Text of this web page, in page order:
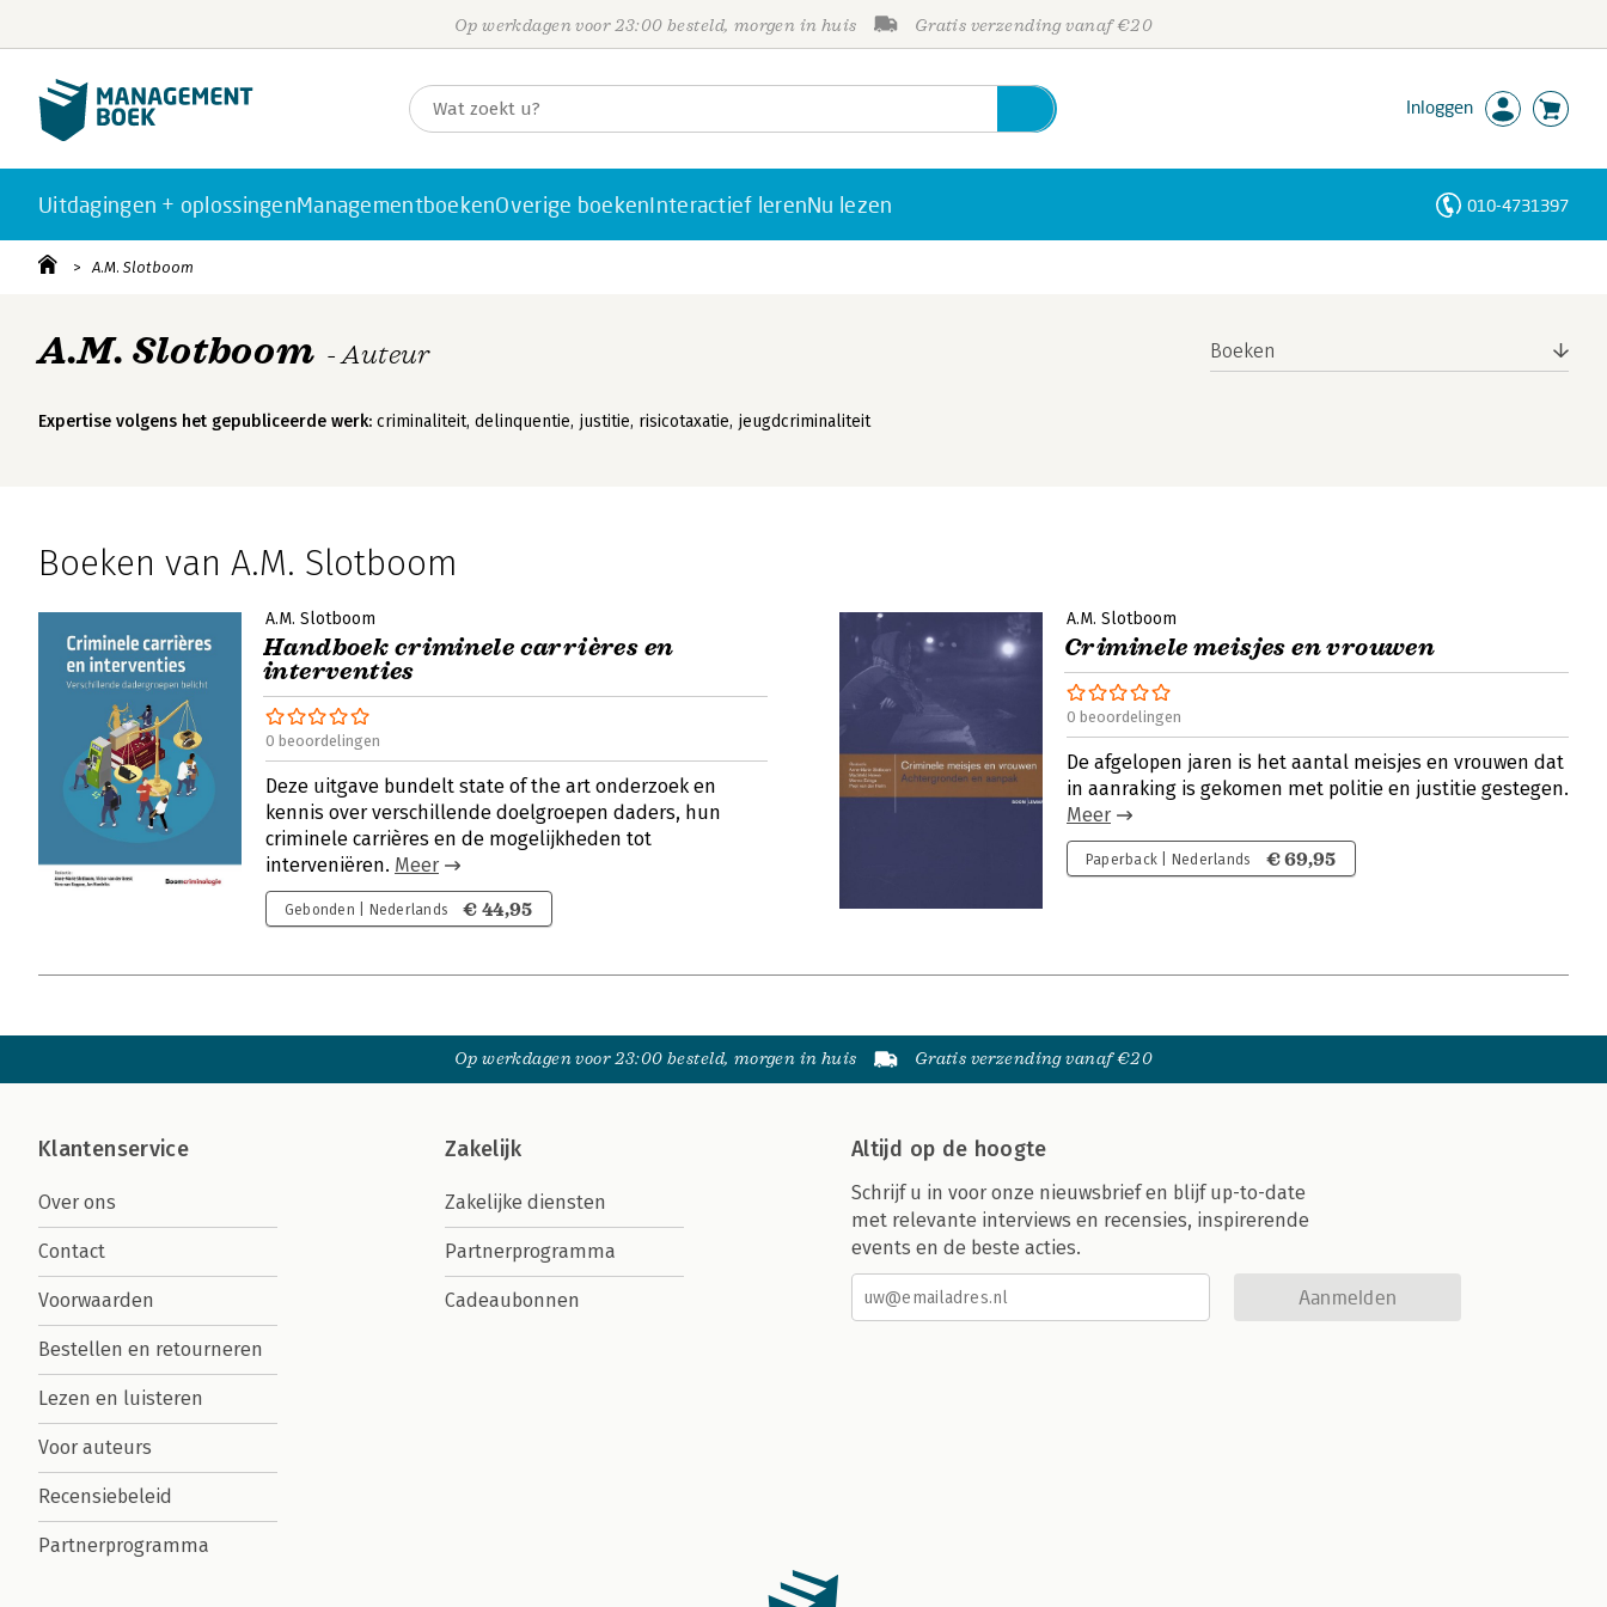
Op werkdagen voor 23:00 besteld, morgen in huis Gratis verzending vanaf €20
Inloggen
Uitdagingen + oplossingenManagementboekenOverige boekenInteractief lerenNu lezen 010-4731397
A.M. Slotboom
A.M. Slotboom - Auteur
Expertise volgens het gepubliceerde werk: criminaliteit, delinquentie, justitie, risicotaxatie, jeugdcriminaliteit
Boeken
Boeken van A.M. Slotboom
A.M. Slotboom
Handboek criminele carrières en
interventies
0 beoordelingen
Deze uitgave bundelt state of the art onderzoek en
kennis over verschillende doelgroepen daders, hun
criminele carrières en de mogelijkheden tot
interveniëren. Meer
Gebonden | Nederlands € 44,95
A.M. Slotboom
Criminele meisjes en vrouwen
0 beoordelingen
De afgelopen jaren is het aantal meisjes en vrouwen dat
in aanraking is gekomen met politie en justitie gestegen.
Meer
Paperback | Nederlands € 69,95
Op werkdagen voor 23:00 besteld, morgen in huis Gratis verzending vanaf €20
Klantenservice
Over ons
Contact
Voorwaarden
Bestellen en retourneren
Lezen en luisteren
Voor auteurs
Recensiebeleid
Partnerprogramma
Zakelijk
Zakelijke diensten
Partnerprogramma
Cadeaubonnen
Altijd op de hoogte
Schrijf u in voor onze nieuwsbrief en blijf up-to-date
met relevante interviews en recensies, inspirerende
events en de beste acties.
Aanmelden
Personen